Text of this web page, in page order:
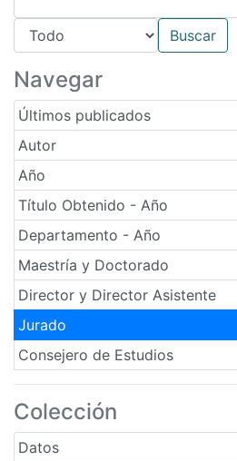
Navegar
Últimos publicados
Autor
Año
Título Obtenido - Año
Departamento - Año
Maestría y Doctorado
Director y Director Asistente
Jurado
Consejero de Estudios
Colección
Datos